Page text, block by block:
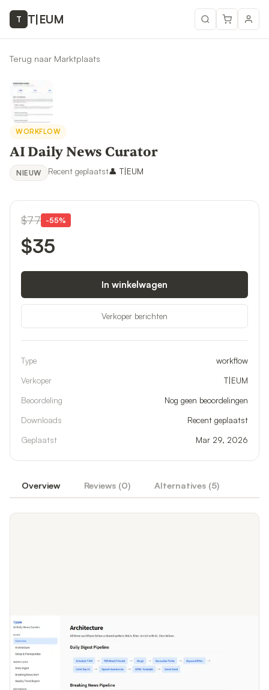
T T|EUM
Terug naar Marktplaats
WORKFLOW
AI Daily News Curator
NIEUW Recent geplaatst👤 T|EUM
Overview Reviews (0) Alternatives (5)
$77 -55%
$35
In winkelwagen
Verkoper berichten
Type
workflow
Verkoper
T|EUM
Beoordeling
Nog geen beoordelingen
Downloads
Recent geplaatst
Geplaatst
Mar 29, 2026